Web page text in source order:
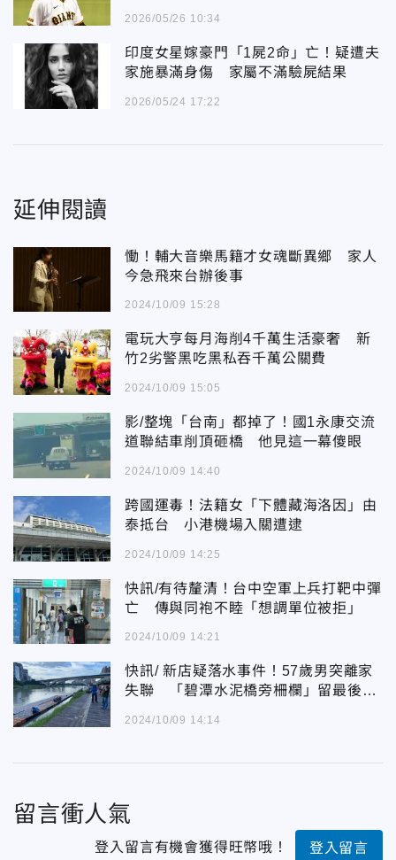
2026/05/26 10:34
印度女星嫁豪門「1屍2命」亡！疑遭夫
家施暴滿身傷 家屬不滿驗屍結果
2026/05/24 17:22
延伸閱讀
慟！輔大音樂馬籍才女魂斷異鄉 家人
今急飛來台辦後事
2024/10/09 15:28
電玩大亨每月海削4千萬生活豪奢 新
竹2劣警黑吃黑私吞千萬公關費
2024/10/09 15:05
影/整塊「台南」都掉了！國1永康交流
道聯結車削頂砸橋 他見這一幕傻眼
2024/10/09 14:40
跨國運毒！法籍女「下體藏海洛因」由
泰抵台 小港機場入關遭逮
2024/10/09 14:25
快訊/有待釐清！台中空軍上兵打靶中彈
亡 傳與同袍不睦「想調單位被拒」
2024/10/09 14:21
快訊/ 新店疑落水事件！57歲男突離家
失聯 「碧潭水泥橋旁柵欄」留最後身
2024/10/09 14:14
留言衝人氣
登入留言有機會獲得旺幣哦！ 登入留言